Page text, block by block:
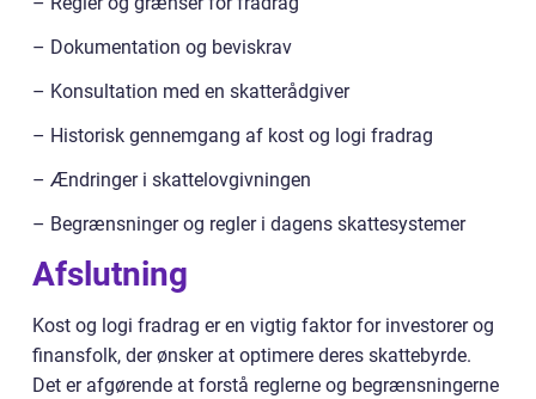
– Dokumentation og beviskrav
– Konsultation med en skatterådgiver
– Historisk gennemgang af kost og logi fradrag
– Ændringer i skattelovgivningen
– Begrænsninger og regler i dagens skattesystemer
Afslutning
Kost og logi fradrag er en vigtig faktor for investorer og
finansfolk, der ønsker at optimere deres skattebyrde.
Det er afgørende at forstå reglerne og begrænsningerne